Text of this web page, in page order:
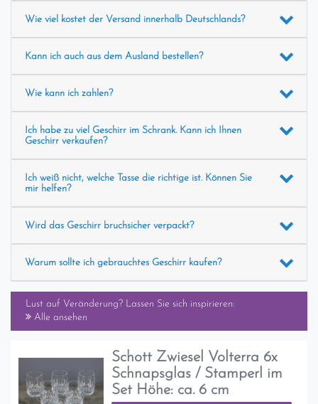
Wie viel kostet der Versand innerhalb Deutschlands?
Kann ich auch aus dem Ausland bestellen?
Wie kann ich zahlen?
Ich habe zu viel Geschirr im Schrank. Kann ich Ihnen
Geschirr verkaufen?
Ich weiß nicht, welche Tasse die richtige ist. Können Sie
mir helfen?
Wird das Geschirr bruchsicher verpackt?
Warum sollte ich gebrauchtes Geschirr kaufen?
Lust auf Veränderung? Lassen Sie sich inspirieren:
Alle ansehen
Schott Zwiesel Volterra 6x
Schnapsglas / Stamperl im
Set Höhe: ca. 6 cm